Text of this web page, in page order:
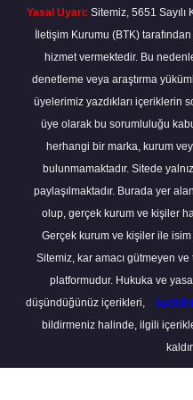
Yasal Uyarı: Sitemiz, 5651
İletişim Kurumu (BTK)
hizmet vermektedir. Bu
denetleme veya araştırma
üyelerimiz yazdıkları içeriklerin
üye olarak bu sorumluluğu
herhangi bir marka, kurum
bulunmamaktadır. Sitede
paylaşılmaktadır. Burada yer
olup, gerçek kurum ve kişiler
Gerçek kurum ve kişiler ile
Sitemiz, kar amacı gütmeyen
platformudur. Hukuka ve
düşündüğünüz içerikleri,
bildirmeniz halinde, ilgili